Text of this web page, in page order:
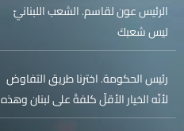
الرئيس عون لقاسم. الشعب اللبنانيّ
ليس شعبكَ
رئيس الحكومة. اخترنا طريق التفاوض
لأنّه الخيار الأقلّ كلفةً على لبنان وهذه
الحرب ليست حربنا